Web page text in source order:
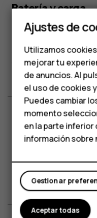
personas
HMD
Para
Tabletas
Tienda
Mi cuenta
Batería y carga
charging. Up to 30W
Vatios: 30 W
Materiales
Funciones: Carcasa
de materiales
Ajustes de
Utilizamos
mejorar tu
de anuncios. Al
el uso de cookies
Puedes cambiar
momento
en la parte inferior
información sobre
Gestionar
Aceptar todas